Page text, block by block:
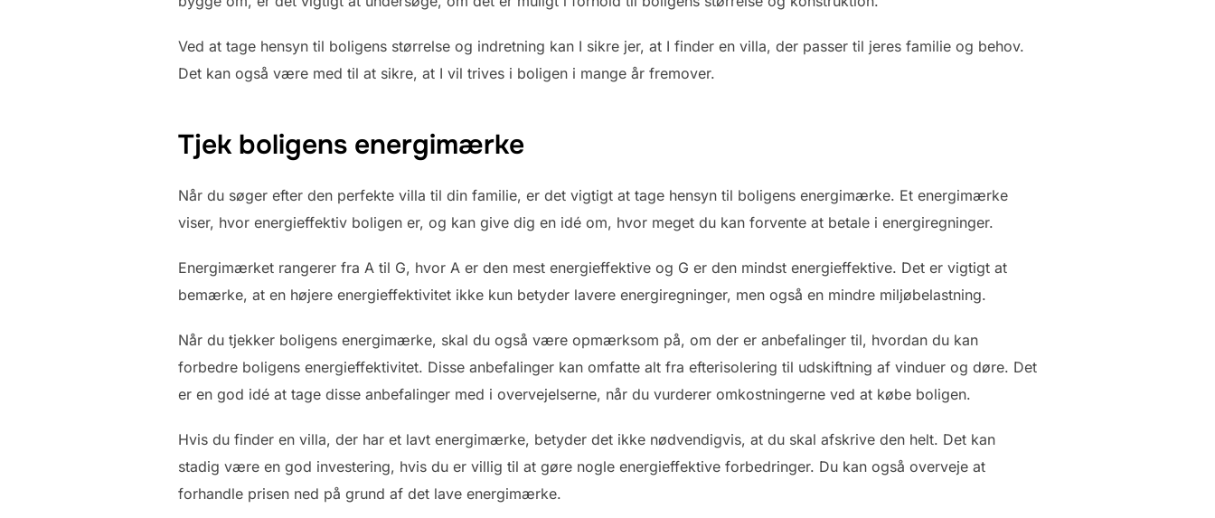
Ved at tage hensyn til boligens størrelse og indretning kan I sikre jer, at I finder en villa, der passer til jeres familie og behov.
Det kan også være med til at sikre, at I vil trives i boligen i mange år fremover.
Tjek boligens energimærke
Når du søger efter den perfekte villa til din familie, er det vigtigt at tage hensyn til boligens energimærke. Et energimærke
viser, hvor energieffektiv boligen er, og kan give dig en idé om, hvor meget du kan forvente at betale i energiregninger.
Energimærket rangerer fra A til G, hvor A er den mest energieffektive og G er den mindst energieffektive. Det er vigtigt at
bemærke, at en højere energieffektivitet ikke kun betyder lavere energiregninger, men også en mindre miljøbelastning.
Når du tjekker boligens energimærke, skal du også være opmærksom på, om der er anbefalinger til, hvordan du kan
forbedre boligens energieffektivitet. Disse anbefalinger kan omfatte alt fra efterisolering til udskiftning af vinduer og døre. Det
er en god idé at tage disse anbefalinger med i overvejelserne, når du vurderer omkostningerne ved at købe boligen.
Hvis du finder en villa, der har et lavt energimærke, betyder det ikke nødvendigvis, at du skal afskrive den helt. Det kan
stadig være en god investering, hvis du er villig til at gøre nogle energieffektive forbedringer. Du kan også overveje at
forhandle prisen ned på grund af det lave energimærke.